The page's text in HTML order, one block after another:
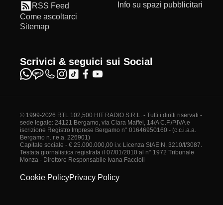
RSS Feed
Come ascoltarci
Sitemap
Info su spazi pubblicitari
Scrivici & seguici sui Social
© 1999-2026 RTL 102,500 HIT RADIO S.R.L. - Tutti i diritti riservati -
sede legale: 24121 Bergamo, via Clara Maffei, 14/A C.F./P.IVA e
iscrizione Registro Imprese Bergamo n° 01646950160 - (c.c.i.a.a.
Bergamo n. r.e.a. 226901)
Capitale sociale - € 25.000.000,00 i.v. Licenza SIAE N. 3210/I/3087.
Testata giornalistica registrata il 07/01/2010 al n° 1972 Tribunale
Monza - Direttore Responsabile Ivana Faccioli
Cookie PolicyPrivacy Policy